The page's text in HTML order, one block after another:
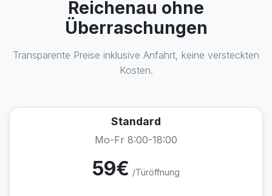
Reichenau ohne
Überraschungen
Transparente Preise inklusive Anfahrt, keine versteckten
Kosten.
Standard
Mo-Fr 8:00-18:00
59€ /Türöffnung